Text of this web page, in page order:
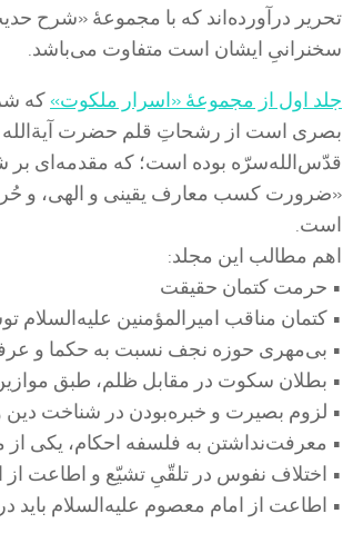
تحریر درآورده‌اند که با مجموعۀ «شرح
سخنرانیِ ایشان است متفاوت می‌باشد.
جلد اول از مجموعۀ «اسرار ملکوت»که
بصری است از رشحاتِ قلم حضرت
قدّس‌الله‌سرّه بوده است؛ که مقدمه‌ای
«ضرورت کسب معارف یقینی و الهی، و
است.
اهم مطالب این مجلد:
• حرمت کتمان حقیقت
• کتمان مناقب امیرالمؤمنین
• بی‌مهری حوزه نجف نسبت به حکما و
• بطلان سکوت در مقابل ظلم، طبق
• لزوم بصیرت و خبره‌بودن در شناخت دین و
• معرفت‌نداشتن به فلسفه احکام، یکی
• اختلاف نفوس در تلقّیِ تشیّع و اطاعت
• اطاعت از امام معصوم علیه‌السلام باید